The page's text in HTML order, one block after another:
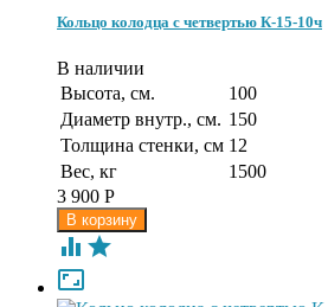
Кольцо колодца с четвертью К-15-10ч
В наличии
Высота, см.
100
Диаметр внутр., см. 150
Толщина стенки, см 12
Вес, кг
1500
3 900 Р
 
